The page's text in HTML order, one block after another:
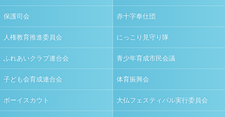
保護司会 赤十字奉仕団
人権教育推進委員会 にっこり見守り隊
ふれあいクラブ連合会 青少年育成市民会議
子ども会育成連合会 体育振興会
ボーイスカウト 大仏フェスティバル実行委員会